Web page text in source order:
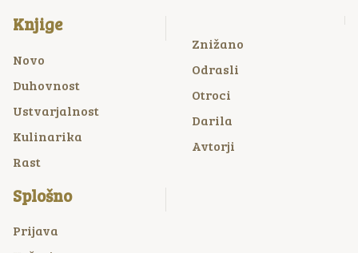
Knjige
Novo
Duhovnost
Ustvarjalnost
Kulinarika
Rast
Znižano
Odrasli
Otroci
Darila
Avtorji
Splošno
Prijava